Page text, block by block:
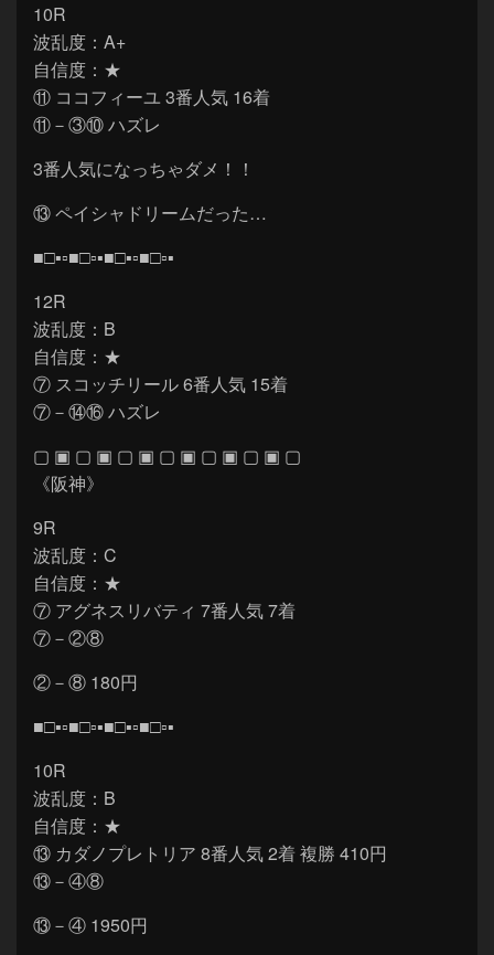
10R
波乱度：A+
自信度：★
⑪ ココフィーユ 3番人気 16着
⑪－③⑩ ハズレ
3番人気になっちゃダメ！！
⑬ ペイシャドリームだった…
■□▪▫■□▫▪■□▪▫■□▫▪
12R
波乱度：B
自信度：★
⑦ スコッチリール 6番人気 15着
⑦－⑭⑯ ハズレ
▢ ▣ ▢ ▣ ▢ ▣ ▢ ▣ ▢ ▣ ▢ ▣ ▢
《阪神》
9R
波乱度：C
自信度：★
⑦ アグネスリバティ 7番人気 7着
⑦－②⑧
②－⑧ 180円
■□▪▫■□▫▪■□▪▫■□▫▪
10R
波乱度：B
自信度：★
⑬ カダノプレトリア 8番人気 2着 複勝 410円
⑬－④⑧
⑬－④ 1950円